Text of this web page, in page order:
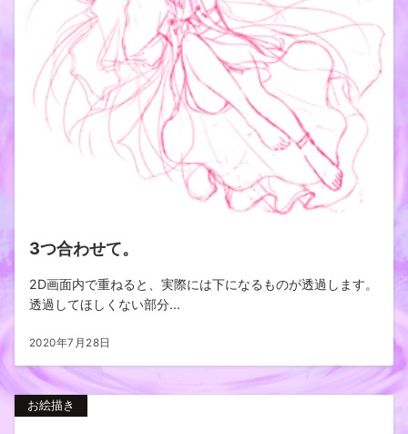
3つ合わせて。
2D画面内で重ねると、実際には下になるものが透過します。
透過してほしくない部分...
2020年7月28日
お絵描き